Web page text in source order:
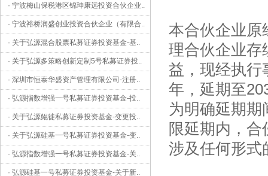
· 宁波梅山保税港区锦珅康远投资合伙企业..
· 宁波裕桥润盛创业投资合伙企业（有限合..
· 关于弘源混合股票私募证券投资基金-基..
· 关于弘源多策略创新定制5号私募证券投..
· 深圳市恒泰华盛资产管理有限公司-注册..
· 弘源指数增强一号私募证券投资基金-投..
· 关于弘源鲲徙私募证券投资基金-变更投..
· 关于弘源硅基一号私募证券投资基金-变..
· 弘源指数增强一号私募证券投资基金-关..
· 弘源硅基一号私募证券投资基金-关于新..
本合伙企业原
理合伙企业存
益，现经执行
年，延期至
为明确延期
限延期内，
涉及任何形式